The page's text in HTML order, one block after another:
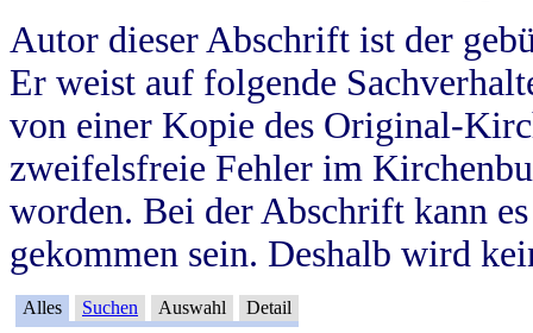
Autor dieser Abschrift ist der
Er weist auf folgende
von einer Kopie des Original-
zweifelsfreie Fehler im
worden. Bei der Abschrift kann
gekommen sein. Deshalb wird
Alles Suchen Auswahl Detail